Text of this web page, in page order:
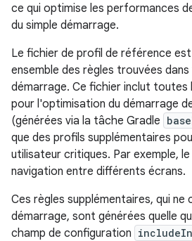
ce qui optimise les performances
du simple démarrage.
Le fichier de profil de référence
ensemble des règles trouvées
démarrage. Ce fichier inclut toutes
pour l'optimisation du démarrage
(générées via la tâche Gradle
que des profils supplémentaires
utilisateur critiques. Par exemple,
navigation entre différents écrans.
Ces règles supplémentaires, qui ne
démarrage, sont générées quelle
champ de configuration